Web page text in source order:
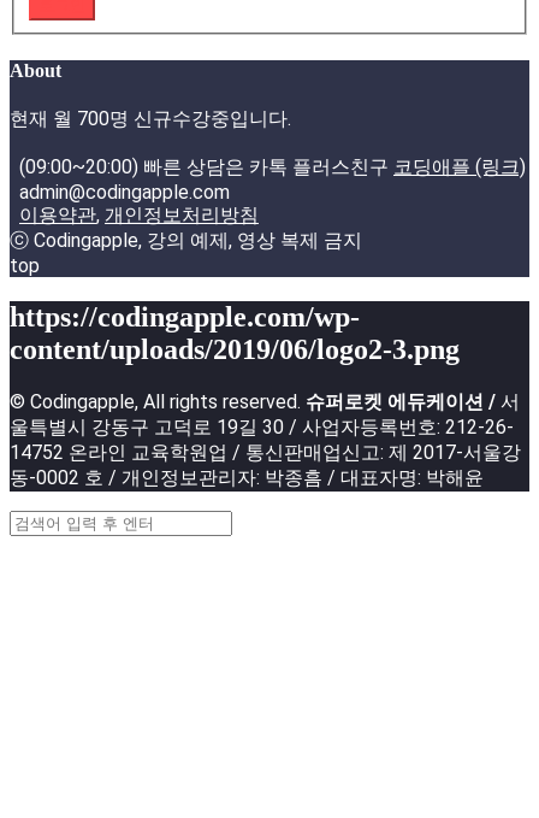
About
현재 월 700명 신규수강중입니다.
(09:00~20:00) 빠른 상담은 카톡 플러스친구 코딩애플 (링크)
admin@codingapple.com
이용약관, 개인정보처리방침
ⓒ Codingapple, 강의 예제, 영상 복제 금지
top
https://codingapple.com/wp-
content/uploads/2019/06/logo2-3.png
© Codingapple, All rights reserved. 슈퍼로켓 에듀케이션 / 서
울특별시 강동구 고덕로 19길 30 / 사업자등록번호: 212-26-
14752 온라인 교육학원업 / 통신판매업신고: 제 2017-서울강
동-0002 호 / 개인정보관리자: 박종흠 / 대표자명: 박해윤